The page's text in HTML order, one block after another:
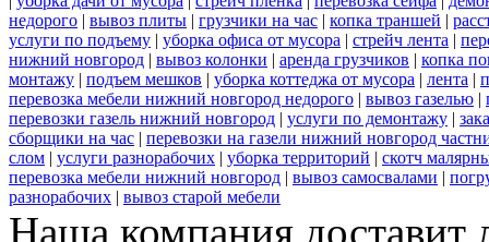
недорого | вывоз плиты | грузчики на час | копка траншей |
услуги по подъему | уборка офиса от мусора | стрейч лента |
нижний новгород | вывоз колонки | аренда грузчиков | копка
монтажу | подъем мешков | уборка коттеджа от мусора | лента |
перевозка мебели нижний новгород недорого | вывоз газелью |
перевозки газель нижний новгород | услуги по демонтажу |
сборщики на час | перевозки на газели нижний новгород
слом | услуги разнорабочих | уборка территорий | скотч
перевозка мебели нижний новгород | вывоз самосвалами |
разнорабочих | вывоз старой мебели
Наша компания доставит